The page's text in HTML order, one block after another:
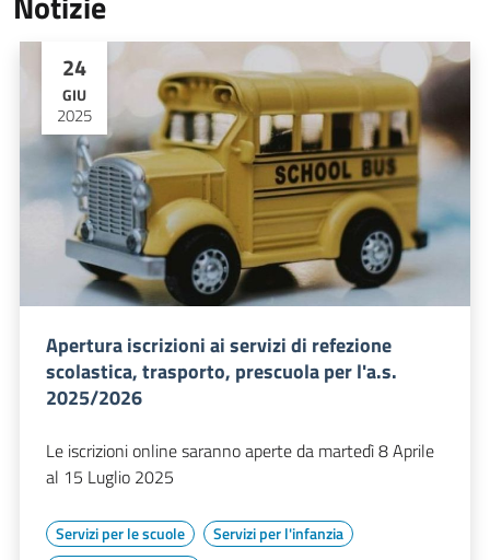
24
GIU
2025
Apertura iscrizioni ai servizi di refezione
scolastica, trasporto, prescuola per l'a.s.
2025/2026
Le iscrizioni online saranno aperte da martedì 8 Aprile
al 15 Luglio 2025
Servizi per le scuole
Servizi per l'infanzia